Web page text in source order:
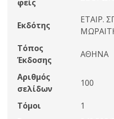
φείς
Εκδότης
ΕΤΑΙΡ.
Τόπος
Έκδοσης
ΑΘΗΝΑ
Αριθμός
σελίδων
100
Τόμοι
1